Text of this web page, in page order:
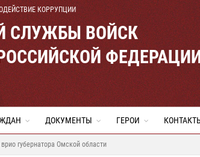
КОРРУПЦИИ
СЛУЖБЫ ВОЙСК
ДОКУМЕНТЫ ГЕРОИ
губернатора Омской области